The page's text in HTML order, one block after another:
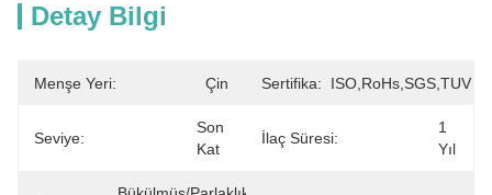
Detay Bilgi
Menşe Yeri: Çin Sertifika: ISO,RoHs,SGS,TUV
Seviye:
Son
Kat
İlaç Süresi:
1
Yıl